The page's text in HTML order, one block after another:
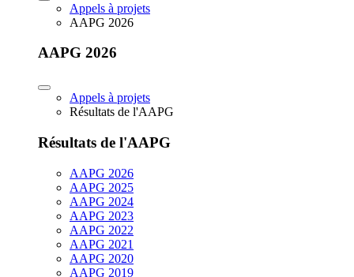
Appels à projets
AAPG 2026
AAPG 2026
Appels à projets
Résultats de l'AAPG
Résultats de l'AAPG
AAPG 2026
AAPG 2025
AAPG 2024
AAPG 2023
AAPG 2022
AAPG 2021
AAPG 2020
AAPG 2019